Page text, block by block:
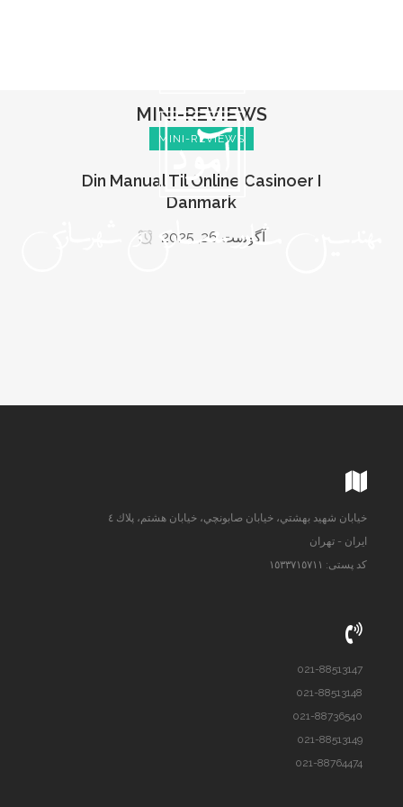
MINI-REVIEWS
MINI-REVIEWS
Din Manual Til Online Casinoer I
Danmark
آگوست 26, 2025
خيابان شهيد بهشتي، خيابان صابونچي، خيابان هشتم، پلاك ٤
ایران - تهران
کد پستی: ١٥٣٣٧١٥٧١١
021-88513147
021-88513148
021-88736540
021-88513149
021-88764474